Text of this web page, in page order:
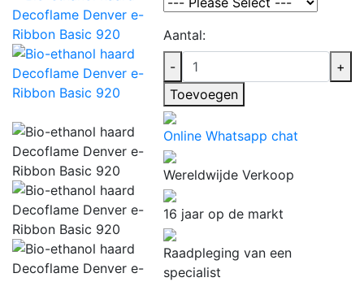
Aantal:
-
+
Toevoegen
Online Whatsapp chat
Wereldwijde Verkoop
16 jaar op de markt
Raadpleging van een
specialist